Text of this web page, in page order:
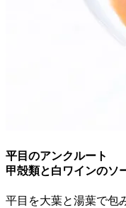
平目のアンクルート
甲殻類と白ワインのソ
平目を大葉と湯葉で包